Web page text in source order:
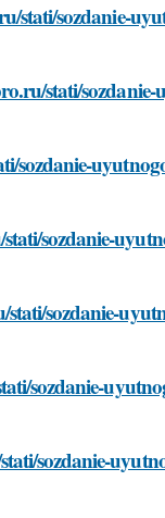
sozdanie-
stati/sozdanie-
sozdanie-
sozdanie-
sozdanie-
sozdanie-